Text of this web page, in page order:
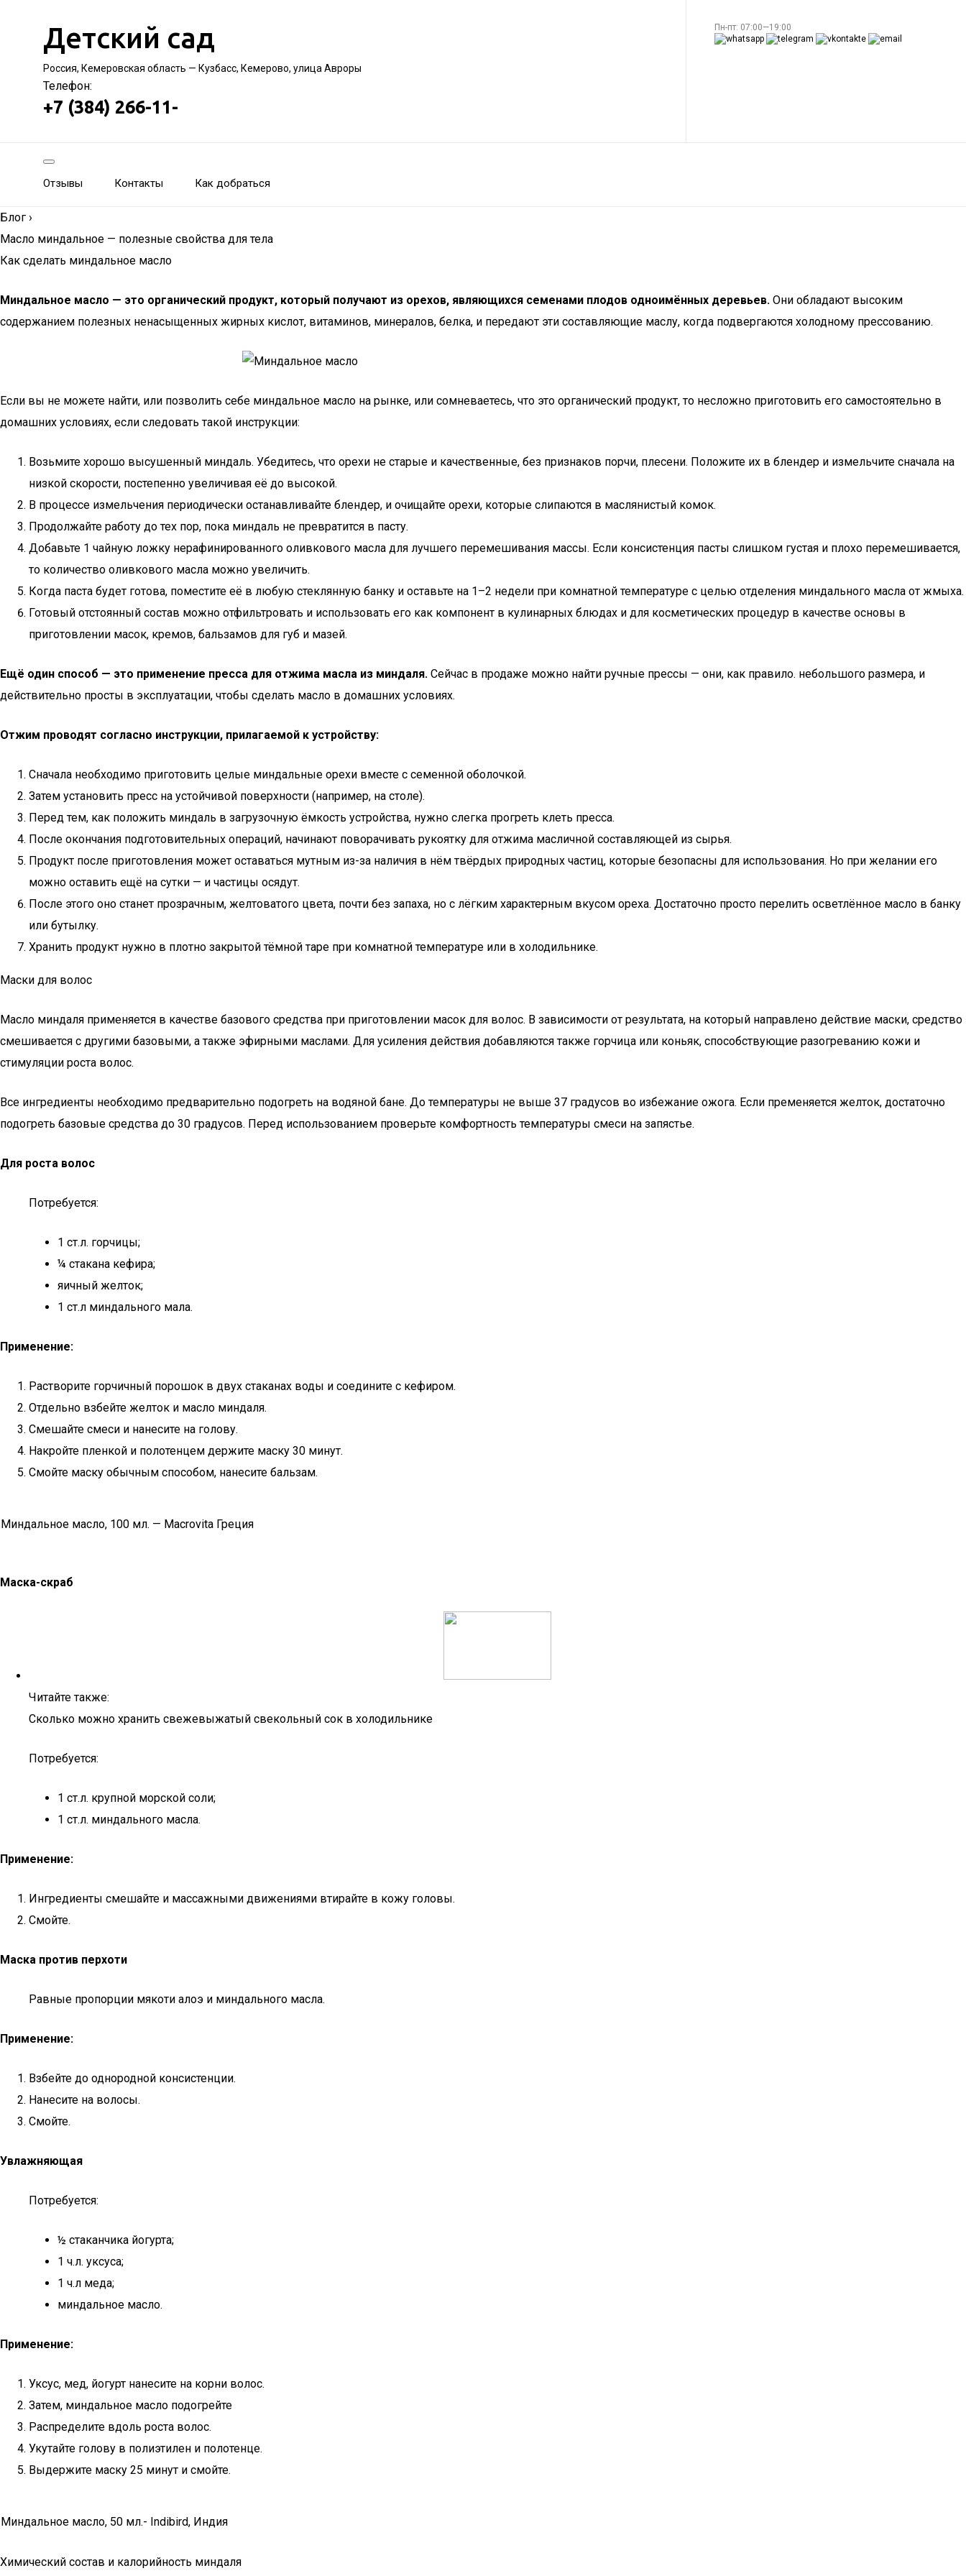
Детский сад
Россия, Кемеровская область — Кузбасс, Кемерово, улица Авроры
Телефон:
+7 (384) 266-11-
Пн-пт: 07:00—19:00
Отзывы Контакты Как добраться
Блог ›
Масло миндальное — полезные свойства для тела
Как сделать миндальное масло
Миндальное масло — это органический продукт, который получают из орехов, являющихся семенами плодов одноимённых деревьев. Они обладают высоким
содержанием полезных ненасыщенных жирных кислот, витаминов, минералов, белка, и передают эти составляющие маслу, когда подвергаются холодному прессованию.
Если вы не можете найти, или позволить себе миндальное масло на рынке, или сомневаетесь, что это органический продукт, то несложно приготовить его самостоятельно в
домашних условиях, если следовать такой инструкции:
Возьмите хорошо высушенный миндаль. Убедитесь, что орехи не старые и качественные, без признаков порчи, плесени. Положите их в блендер и измельчите сначала на
низкой скорости, постепенно увеличивая её до высокой.
В процессе измельчения периодически останавливайте блендер, и очищайте орехи, которые слипаются в маслянистый комок.
Продолжайте работу до тех пор, пока миндаль не превратится в пасту.
Добавьте 1 чайную ложку нерафинированного оливкового масла для лучшего перемешивания массы. Если консистенция пасты слишком густая и плохо перемешивается,
то количество оливкового масла можно увеличить.
Когда паста будет готова, поместите её в любую стеклянную банку и оставьте на 1–2 недели при комнатной температуре с целью отделения миндального масла от жмыха.
Готовый отстоянный состав можно отфильтровать и использовать его как компонент в кулинарных блюдах и для косметических процедур в качестве основы в
приготовлении масок, кремов, бальзамов для губ и мазей.
Ещё один способ — это применение пресса для отжима масла из миндаля. Сейчас в продаже можно найти ручные прессы — они, как правило. небольшого размера, и
действительно просты в эксплуатации, чтобы сделать масло в домашних условиях.
Отжим проводят согласно инструкции, прилагаемой к устройству:
Сначала необходимо приготовить целые миндальные орехи вместе с семенной оболочкой.
Затем установить пресс на устойчивой поверхности (например, на столе).
Перед тем, как положить миндаль в загрузочную ёмкость устройства, нужно слегка прогреть клеть пресса.
После окончания подготовительных операций, начинают поворачивать рукоятку для отжима масличной составляющей из сырья.
Продукт после приготовления может оставаться мутным из-за наличия в нём твёрдых природных частиц, которые безопасны для использования. Но при желании его
можно оставить ещё на сутки — и частицы осядут.
После этого оно станет прозрачным, желтоватого цвета, почти без запаха, но с лёгким характерным вкусом ореха. Достаточно просто перелить осветлённое масло в банку
или бутылку.
Хранить продукт нужно в плотно закрытой тёмной таре при комнатной температуре или в холодильнике.
Маски для волос
Масло миндаля применяется в качестве базового средства при приготовлении масок для волос. В зависимости от результата, на который направлено действие маски, средство
смешивается с другими базовыми, а также эфирными маслами. Для усиления действия добавляются также горчица или коньяк, способствующие разогреванию кожи и
стимуляции роста волос.
Все ингредиенты необходимо предварительно подогреть на водяной бане. До температуры не выше 37 градусов во избежание ожога. Если пременяется желток, достаточно
подогреть базовые средства до 30 градусов. Перед использованием проверьте комфортность температуры смеси на запястье.
Для роста волос
Потребуется:
1 ст.л. горчицы;
¼ стакана кефира;
яичный желток;
1 ст.л миндального мала.
Применение:
Растворите горчичный порошок в двух стаканах воды и соедините с кефиром.
Отдельно взбейте желток и масло миндаля.
Смешайте смеси и нанесите на голову.
Накройте пленкой и полотенцем держите маску 30 минут.
Смойте маску обычным способом, нанесите бальзам.
Миндальное масло, 100 мл. — Macrovita Греция
Маска-скраб
Читайте также:
Сколько можно хранить свежевыжатый свекольный сок в холодильнике
Потребуется:
1 ст.л. крупной морской соли;
1 ст.л. миндального масла.
Применение:
Ингредиенты смешайте и массажными движениями втирайте в кожу головы.
Смойте.
Маска против перхоти
Равные пропорции мякоти алоэ и миндального масла.
Применение:
Взбейте до однородной консистенции.
Нанесите на волосы.
Смойте.
Увлажняющая
Потребуется:
½ стаканчика йогурта;
1 ч.л. уксуса;
1 ч.л меда;
миндальное масло.
Применение:
Уксус, мед, йогурт нанесите на корни волос.
Затем, миндальное масло подогрейте
Распределите вдоль роста волос.
Укутайте голову в полиэтилен и полотенце.
Выдержите маску 25 минут и смойте.
Миндальное масло, 50 мл.- Indibird, Индия
Химический состав и калорийность миндаля